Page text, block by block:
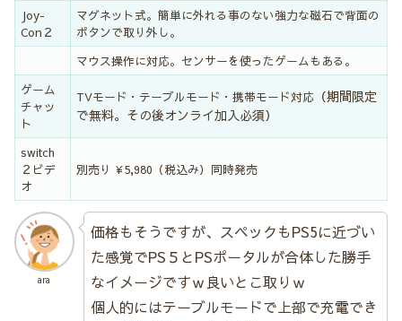
Joy-
Con２
マグネット式。簡単に外れる事のない強力な磁石で背面の
ボタンで取り外し。
マウス操作に対応。センサーを使ったゲームもある。
ゲーム
チャッ
ト
TVモード・テーブルモード・携帯モード対応 （期間限定
で無料。その後オンライ加入必須）
switch
２ビデ
オ
別売り ¥5,980（税込み）同時発売
ara
価格もそうですが、スペックもPS5に近づい
た感覚でPS５とPSポータルが合体した勝手
なイメージですｗ良いとこ取りｗ
個人的にはテーブルモードで上部で充電でき